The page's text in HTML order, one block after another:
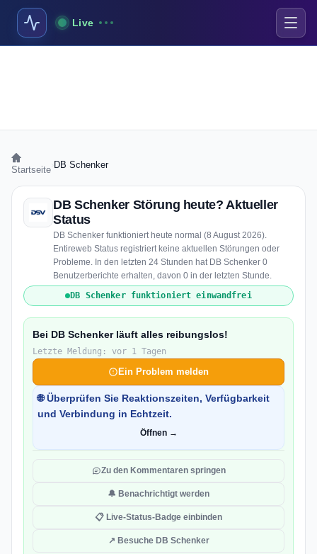
Live
Startseite DB Schenker
DB Schenker Störung heute? Aktueller
Status
DB Schenker funktioniert heute normal (8 August 2026).
Entireweb Status registriert keine aktuellen Störungen oder
Probleme. In den letzten 24 Stunden hat DB Schenker 0
Benutzerberichte erhalten, davon 0 in der letzten Stunde.
DB Schenker funktioniert einwandfrei
Bei DB Schenker läuft alles reibungslos!
Letzte Meldung: vor 1 Tagen
Ein Problem melden
🌐 Überprüfen Sie Reaktionszeiten, Verfügbarkeit
und Verbindung in Echtzeit.
Öffnen →
Zu den Kommentaren springen
🔔 Benachrichtigt werden
📋 Live-Status-Badge einbinden
↗ Besuche DB Schenker